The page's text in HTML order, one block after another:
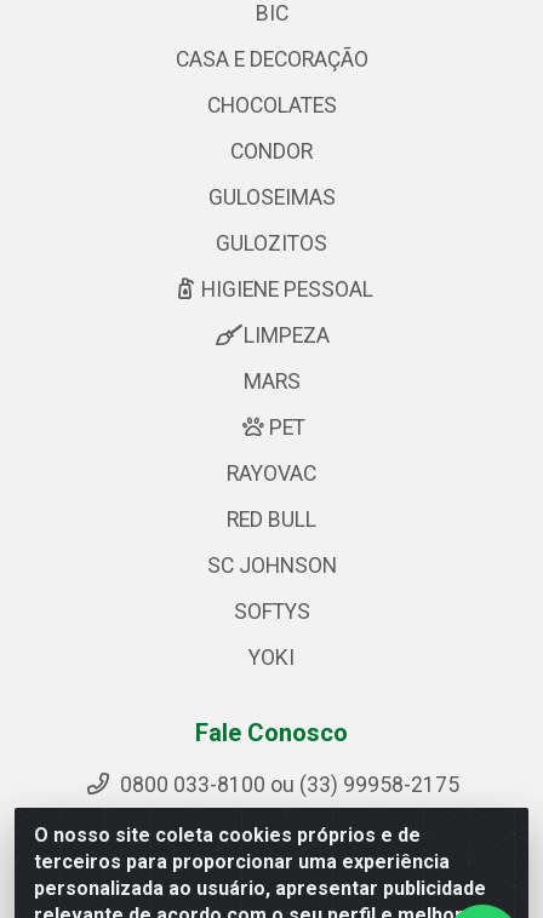
O nosso site coleta cookies próprios e de
terceiros para proporcionar uma experiência
personalizada ao usuário, apresentar publicidade
BIC
CASA E DECORAÇÃO
CHOCOLATES
CONDOR
GULOSEIMAS
GULOZITOS
HIGIENE PESSOAL
LIMPEZA
MARS
PET
RAYOVAC
RED BULL
SC JOHNSON
SOFTYS
YOKI
Fale Conosco
0800 033-8100 ou (33) 99958-2175
sac@ipirangamg.com.br
Acompanhe nossas publicações